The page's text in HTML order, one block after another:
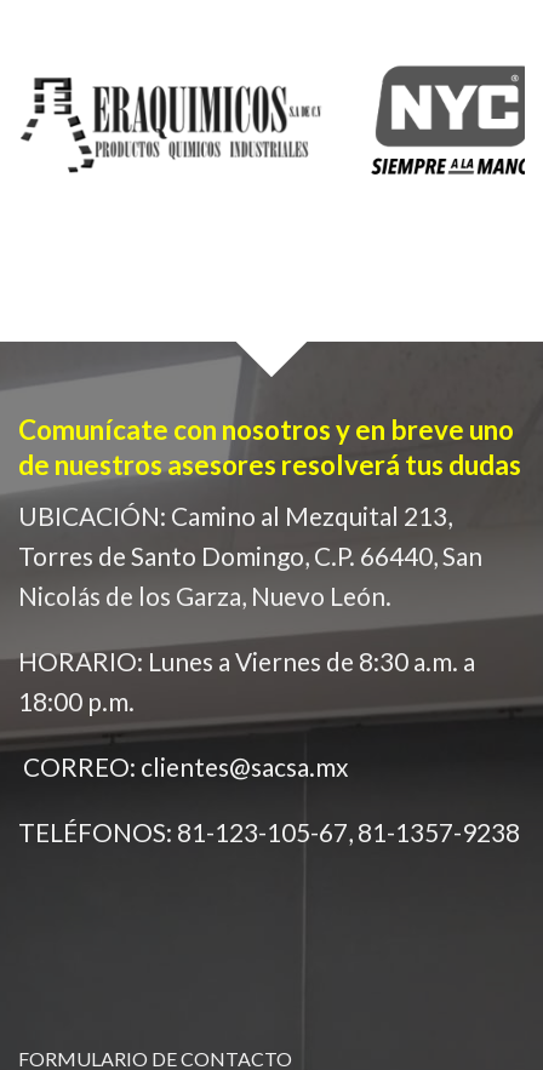
Comunícate con nosotros y en breve uno
de nuestros asesores resolverá tus dudas
UBICACIÓN: Camino al Mezquital 213,
Torres de Santo Domingo, C.P. 66440, San
Nicolás de los Garza, Nuevo León.
HORARIO: Lunes a Viernes de 8:30 a.m. a
18:00 p.m.
CORREO: clientes@sacsa.mx
TELÉFONOS: 81-123-105-67, 81-1357-9238
FORMULARIO DE CONTACTO